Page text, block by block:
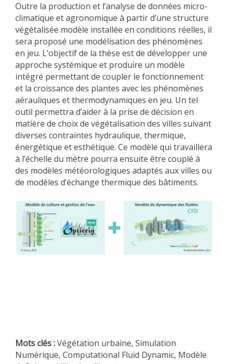
Outre la production et l’analyse de données micro-
climatique et agronomique à partir d’une structure
végétalisée modèle installée en conditions réelles, il
sera proposé une modélisation des phénomènes
en jeu. L’objectif de la thèse est de développer une
approche systémique et produire un modèle
intégré permettant de coupler le fonctionnement
et la croissance des plantes avec les phénomènes
aérauliques et thermodynamiques en jeu. Un tel
outil permettra d’aider à la prise de décision en
matière de choix de végétalisation des villes suivant
diverses contraintes hydraulique, thermique,
énergétique et esthétique. Ce modèle qui travaillera
à l’échelle du mètre pourra ensuite être couplé à
des modèles météorologiques adaptés aux villes ou
de modèles d’échange thermique des bâtiments.
Mots clés :Végétation urbaine, Simulation
Numérique, Computational Fluid Dynamic, Modèle